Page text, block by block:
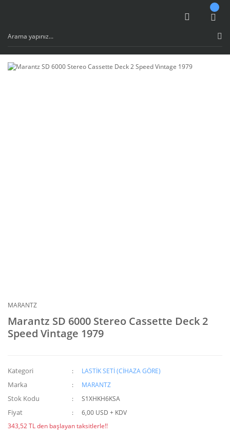
MARANTZ
Marantz SD 6000 Stereo Cassette Deck 2
Speed Vintage 1979
Kategori LASTİK SETİ (CİHAZA GÖRE)
Marka MARANTZ
Stok Kodu S1XHKH6KSA
Fiyat
6,00 USD + KDV
343,52 TL den başlayan taksitlerle!!